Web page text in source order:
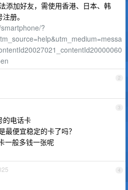
添加好友，需使用香港、日本、韩
册。
?
2
3
的电话卡
便宜稳定的卡了吗？
一般多钱一张呢
4